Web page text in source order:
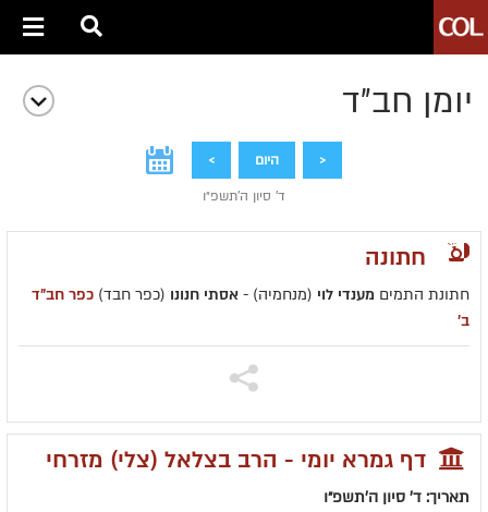
יומן חב״ד
< היום >
ד' סיון ה׳תשפ״ו
חתונה
חתונת התמים מענדי לוי (מנחמיה) - אסתי חנונו (כפר חבד) כפר חב"ד
ב'
דף גמרא יומי - הרב בצלאל (צלי) מזרחי
תאריך: ד' סיון ה׳תשפ״ו